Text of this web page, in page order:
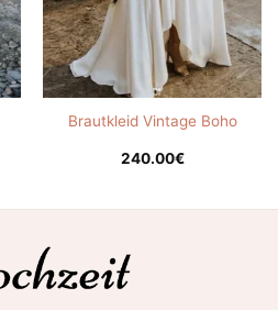
Brautkleid Vintage Boho
240.00€